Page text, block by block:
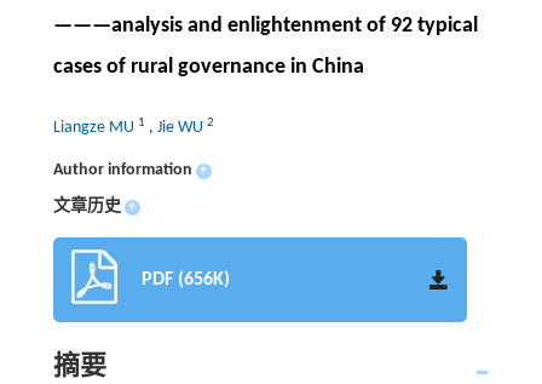
———analysis and enlightenment of 92 typical
cases of rural governance in China
Liangze MU 1 , Jie WU 2
Author information +
文章历史 +
PDF (656K)
摘要